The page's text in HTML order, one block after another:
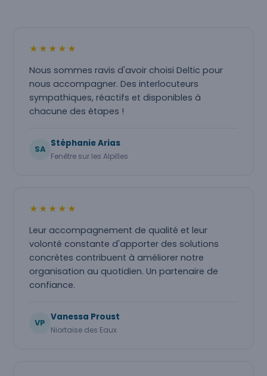
★★★★★
Nous sommes ravis d'avoir choisi Deltic pour
nous accompagner. Des interlocuteurs
sympathiques, réactifs et disponibles à
chacune des étapes !
SA
Stéphanie Arias
Fenêtre sur les Alpilles
★★★★★
Leur accompagnement de qualité et leur
volonté constante d'apporter des solutions
concrètes contribuent à améliorer notre
organisation au quotidien. Un partenaire de
confiance.
VP
Vanessa Proust
Niortaise des Eaux